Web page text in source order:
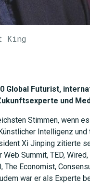
King
Global Futurist,
und
Stimmen, wenn
Intelligenz
Xi Jinping zitierte
Summit, TED,
The Economist,
war er als Experte